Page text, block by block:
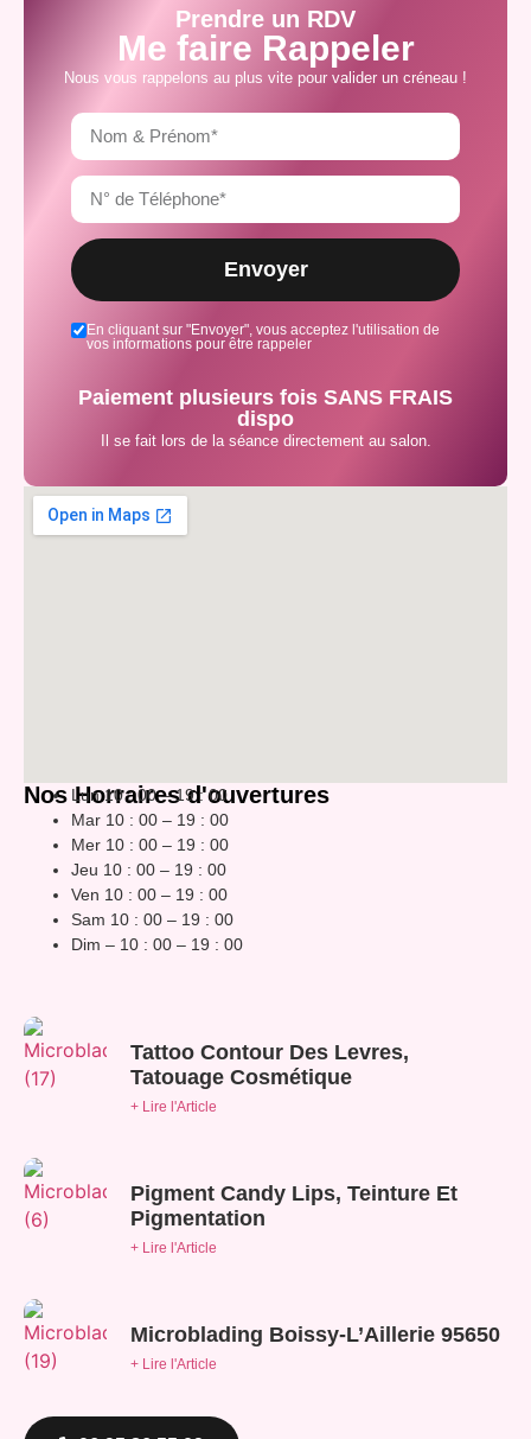
Prendre un RDV
Me faire Rappeler
Nous vous rappelons au plus vite pour valider un créneau !
En cliquant sur "Envoyer", vous acceptez l'utilisation de
vos informations pour être rappeler
Envoyer
Paiement plusieurs fois SANS FRAIS
dispo
Il se fait lors de la séance directement au salon.
Nos Horraires d'ouvertures
Lun 10 : 00 – 19 : 00
Mar 10 : 00 – 19 : 00
Mer 10 : 00 – 19 : 00
Jeu 10 : 00 – 19 : 00
Ven 10 : 00 – 19 : 00
Sam 10 : 00 – 19 : 00
Dim – 10 : 00 – 19 : 00
Tattoo Contour Des Levres,
Tatouage Cosmétique
+ Lire l'Article
Pigment Candy Lips, Teinture Et
Pigmentation
+ Lire l'Article
Microblading Boissy-L’Aillerie 95650
+ Lire l'Article